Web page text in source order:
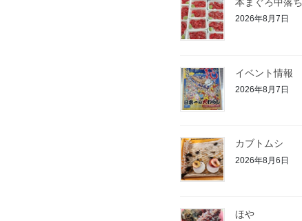
2026年8月7日
イベント情報
2026年8月7日
カブトムシ
2026年8月6日
ほや